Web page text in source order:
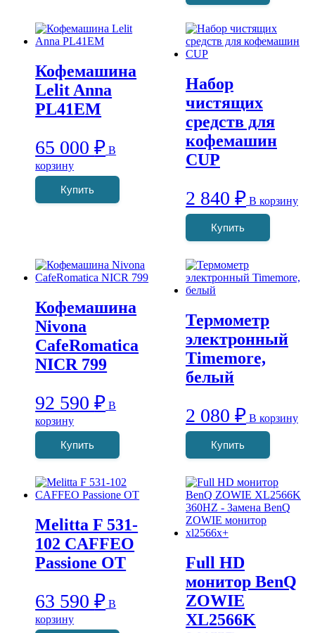
Кофемашина
Lelit Anna
PL41EM
65 000₽ В
корзину
Купить
Набор
чистящих
средств для
кофемашин
CUP
2 840 ₽ В корзину
Купить
Кофемашина
Nivona
CafeRomatica
NICR 799
92 590₽ В
корзину
Купить
Термометр
электронный
Timemore,
белый
2 080 ₽ В корзину
Купить
Melitta F 531-
102 CAFFEO
Passione OT
63 590₽ В
корзину
Full HD
монитор BenQ
ZOWIE
XL2566K